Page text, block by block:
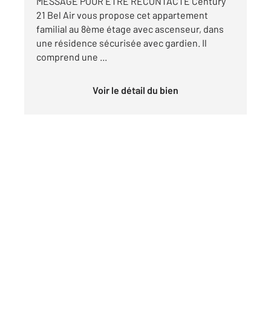
21 Bel Air vous propose cet appartement
familial au 8ème étage avec ascenseur, dans
une résidence sécurisée avec gardien. Il
comprend une ...
Voir le détail du bien